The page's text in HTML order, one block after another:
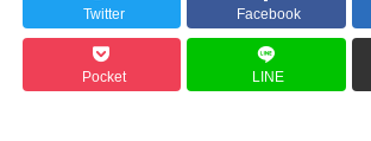
Twitter Facebook
Pocket LINE